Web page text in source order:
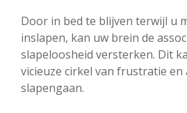
Door in bed te blijven terwijl u
inslapen, kan uw brein de
slapeloosheid versterken. Dit
vicieuze cirkel van frustratie
slapengaan.